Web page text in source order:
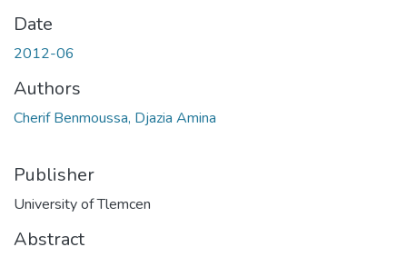
Date
2012-06
Authors
Cherif Benmoussa, Djazia Amina
Publisher
University of Tlemcen
Abstract